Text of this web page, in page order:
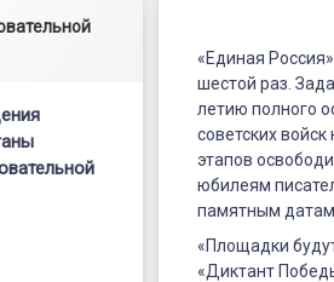
знание
истории
Великой
ГАУ ДПО "БИПКРО"
«Единая
шестой раз.
летию полного
советских
этапов
юбилеям
памятным датам.
«Площадки
«Диктант